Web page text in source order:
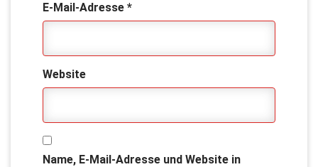
E-Mail-Adresse *
Website
Name, E-Mail-Adresse und Website in